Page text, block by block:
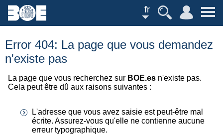
fr
Error 404: La page que vous demandez
n'existe pas
La page que vous recherchez sur BOE.es n'existe pas.
Cela peut être dû aux raisons suivantes :
L'adresse que vous avez saisie est peut-être mal
écrite. Assurez-vous qu'elle ne contienne aucune
erreur typographique.